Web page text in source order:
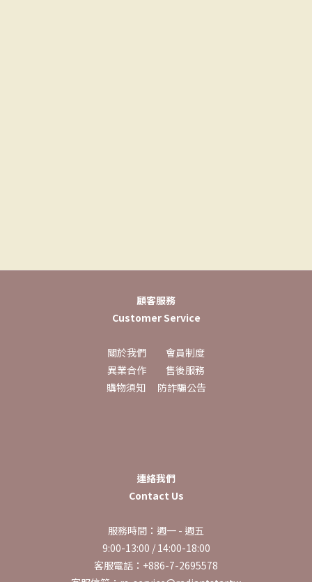
顧客服務
Customer Service
關於我們
會員制度
異業合作
售後服務
購物須知
防詐騙公告
連絡我們
Contact Us
服務時間：週一 - 週五
9:00-13:00 / 14:00-18:00
客服電話：+886-7-2695578